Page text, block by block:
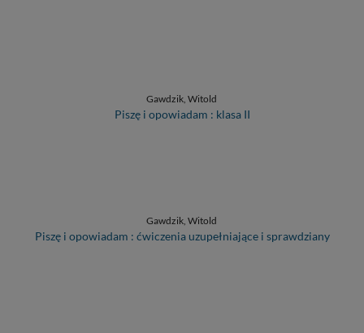
Gawdzik, Witold
Piszę i opowiadam : klasa II
Gawdzik, Witold
Piszę i opowiadam : ćwiczenia uzupełniające i sprawdziany